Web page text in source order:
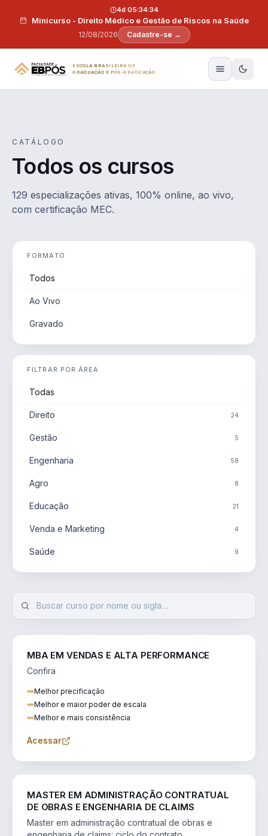
Minicurso - Direito Médico e Gestão de Riscos na Saúde
12/08/2026
4d 05:34:33
Cadastre-se →
ESCOLA BRASILEIRA DE
GRADUAÇÃO E PÓS-GRADUAÇÃO
CATÁLOGO
Todos os cursos
129 especializações ativas, 100% online, ao vivo,
com certificação MEC.
FORMATO
Todos
Ao Vivo
Gravado
FILTRAR POR ÁREA
Todas
Direito 24
Gestão 5
Engenharia 58
Agro 8
Educação 21
Venda e Marketing 4
Saúde 9
MBA EM VENDAS E ALTA PERFORMANCE
Confira
Melhor precificação
Melhor e maior poder de escala
Melhor e mais consistência
Acessar
MASTER EM ADMINISTRAÇÃO CONTRATUAL
DE OBRAS E ENGENHARIA DE CLAIMS
Master em administração contratual de obras e